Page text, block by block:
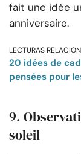
fait une idée
anniversaire.
LECTURAS
20 idées de
pensées pour
9.
soleil